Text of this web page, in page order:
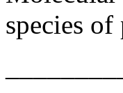
species of